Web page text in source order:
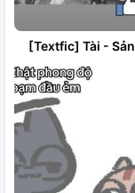
[Textfic] Tài - Sản